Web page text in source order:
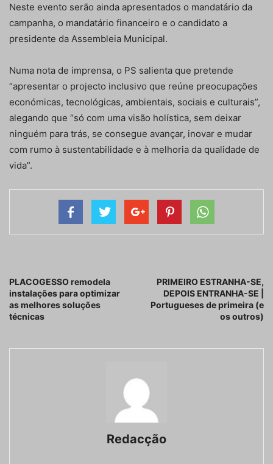
Neste evento serão ainda apresentados o mandatário da
campanha, o mandatário financeiro e o candidato a
presidente da Assembleia Municipal.
Numa nota de imprensa, o PS salienta que pretende
“apresentar o projecto inclusivo que reúne preocupações
económicas, tecnológicas, ambientais, sociais e culturais”,
alegando que “só com uma visão holística, sem deixar
ninguém para trás, se consegue avançar, inovar e mudar
com rumo à sustentabilidade e à melhoria da qualidade de
vida”.
PLACOGESSO remodela
instalações para optimizar
as melhores soluções
técnicas
PRIMEIRO ESTRANHA-SE,
DEPOIS ENTRANHA-SE |
Portugueses de primeira (e
os outros)
Redacção